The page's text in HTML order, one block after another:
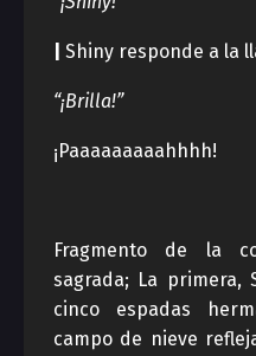
Shiny responde a la
“¡Brilla!”
¡Paaaaaaaaahhhh!
Fragmento de la
sagrada; La primera,
cinco espadas
campo de nieve